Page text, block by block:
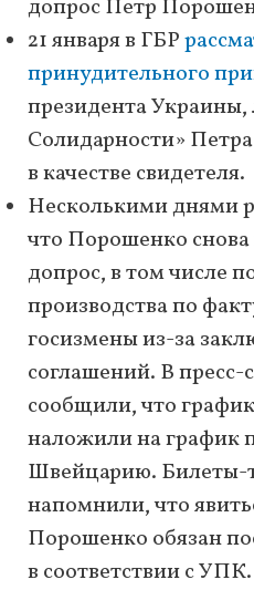
допрос Петр
21 января в ГБР
принудительного
президента
Солидарности»
в качестве свидетеля.
Несколькими днями
что Порошенко снова
допрос, в том числе
производства по
госизмены из-за
соглашений. В
сообщили, что
наложили на график
Швейцарию. Билеты-
напомнили, что
Порошенко обязан
в соответствии с УПК.